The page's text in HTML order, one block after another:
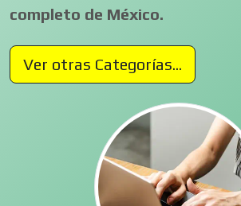
completo de México.
Ver otras Categorías...